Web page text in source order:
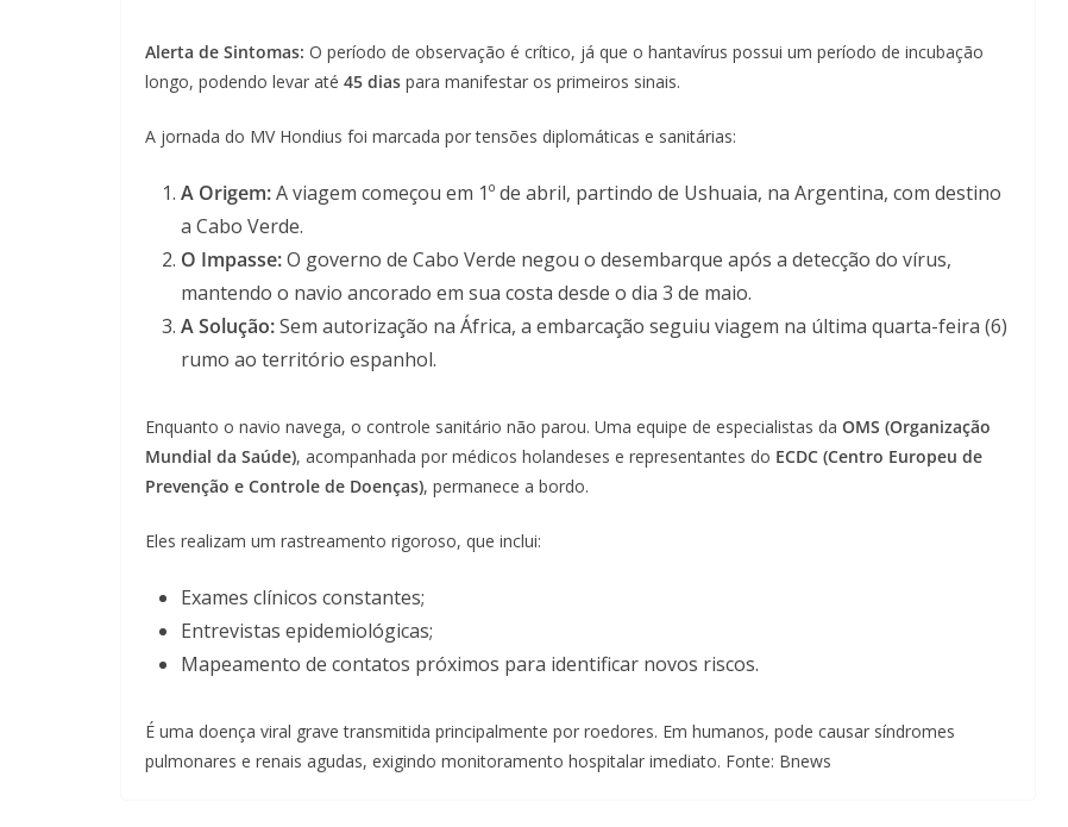
Alerta de Sintomas: O período de observação é crítico, já que o hantavírus possui um período de incubação
longo, podendo levar até 45 dias para manifestar os primeiros sinais.
A jornada do MV Hondius foi marcada por tensões diplomáticas e sanitárias:
A Origem:A viagem começou em 1º de abril, partindo de Ushuaia, na Argentina, com destino
a Cabo Verde.
O Impasse:O governo de Cabo Verde negou o desembarque após a detecção do vírus,
mantendo o navio ancorado em sua costa desde o dia 3 de maio.
A Solução:Sem autorização na África, a embarcação seguiu viagem na última quarta-feira (6)
rumo ao território espanhol.
Enquanto o navio navega, o controle sanitário não parou. Uma equipe de especialistas da OMS (Organização
Mundial da Saúde), acompanhada por médicos holandeses e representantes do ECDC (Centro Europeu de
Prevenção e Controle de Doenças), permanece a bordo.
Eles realizam um rastreamento rigoroso, que inclui:
Exames clínicos constantes;
Entrevistas epidemiológicas;
Mapeamento de contatos próximos para identificar novos riscos.
É uma doença viral grave transmitida principalmente por roedores. Em humanos, pode causar síndromes
pulmonares e renais agudas, exigindo monitoramento hospitalar imediato. Fonte: Bnews